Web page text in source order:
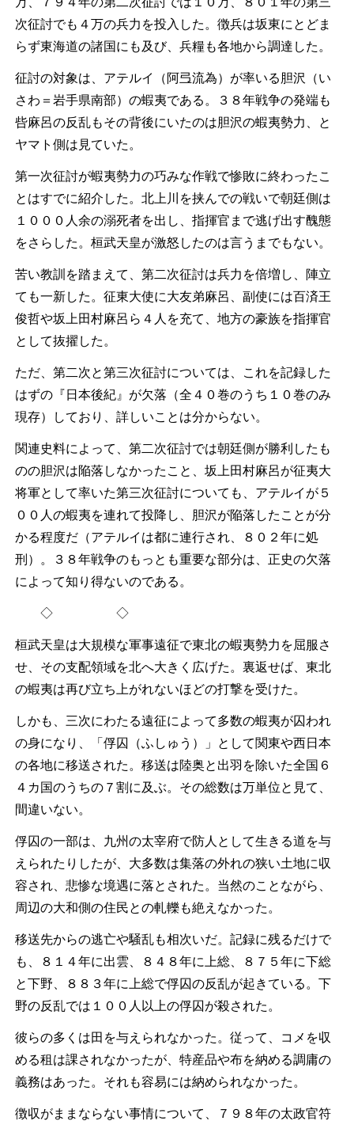
次征討でも４万の兵力を投入した。徴兵は坂東にとどま
らず東海道の諸国にも及び、兵糧も各地から調達した。
征討の対象は、アテルイ（阿弖流為）が率いる胆沢（い
さわ＝岩手県南部）の蝦夷である。３８年戦争の発端も
呰麻呂の反乱もその背後にいたのは胆沢の蝦夷勢力、と
ヤマト側は見ていた。
第一次征討が蝦夷勢力の巧みな作戦で惨敗に終わったこ
とはすでに紹介した。北上川を挟んでの戦いで朝廷側は
１０００人余の溺死者を出し、指揮官まで逃げ出す醜態
をさらした。桓武天皇が激怒したのは言うまでもない。
苦い教訓を踏まえて、第二次征討は兵力を倍増し、陣立
ても一新した。征東大使に大友弟麻呂、副使には百済王
俊哲や坂上田村麻呂ら４人を充て、地方の豪族を指揮官
として抜擢した。
ただ、第二次と第三次征討については、これを記録した
はずの『日本後紀』が欠落（全４０巻のうち１０巻のみ
現存）しており、詳しいことは分からない。
関連史料によって、第二次征討では朝廷側が勝利したも
のの胆沢は陥落しなかったこと、坂上田村麻呂が征夷大
将軍として率いた第三次征討についても、アテルイが５
００人の蝦夷を連れて投降し、胆沢が陥落したことが分
かる程度だ（アテルイは都に連行され、８０２年に処
刑）。３８年戦争のもっとも重要な部分は、正史の欠落
によって知り得ないのである。
◇ ◇
桓武天皇は大規模な軍事遠征で東北の蝦夷勢力を屈服さ
せ、その支配領域を北へ大きく広げた。裏返せば、東北
の蝦夷は再び立ち上がれないほどの打撃を受けた。
しかも、三次にわたる遠征によって多数の蝦夷が囚われ
の身になり、「俘囚（ふしゅう）」として関東や西日本
の各地に移送された。移送は陸奥と出羽を除いた全国６
４カ国のうちの７割に及ぶ。その総数は万単位と見て、
間違いない。
俘囚の一部は、九州の太宰府で防人として生きる道を与
えられたりしたが、大多数は集落の外れの狭い土地に収
容され、悲惨な境遇に落とされた。当然のことながら、
周辺の大和側の住民との軋轢も絶えなかった。
移送先からの逃亡や騒乱も相次いだ。記録に残るだけで
も、８１４年に出雲、８４８年に上総、８７５年に下総
と下野、８８３年に上総で俘囚の反乱が起きている。下
野の反乱では１００人以上の俘囚が殺された。
彼らの多くは田を与えられなかった。従って、コメを収
める租は課されなかったが、特産品や布を納める調庸の
義務はあった。それも容易には納められなかった。
徴収がままならない事情について、７９８年の太政官符